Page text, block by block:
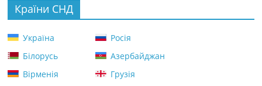
Країни СНД
Україна
Росія
Білорусь
Азербайджан
Вірменія
Грузія